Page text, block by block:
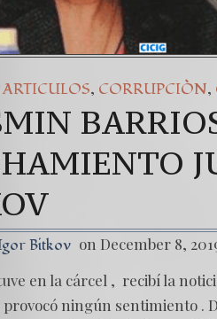
ARTICULOS, CORRUPCIÒN,
Bitkov on December 8,
en la cárcel , recibí la
provocó ningún sentimiento .